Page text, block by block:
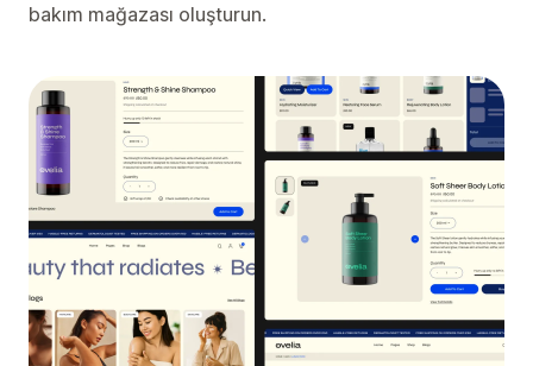
bakım mağazası oluşturun.